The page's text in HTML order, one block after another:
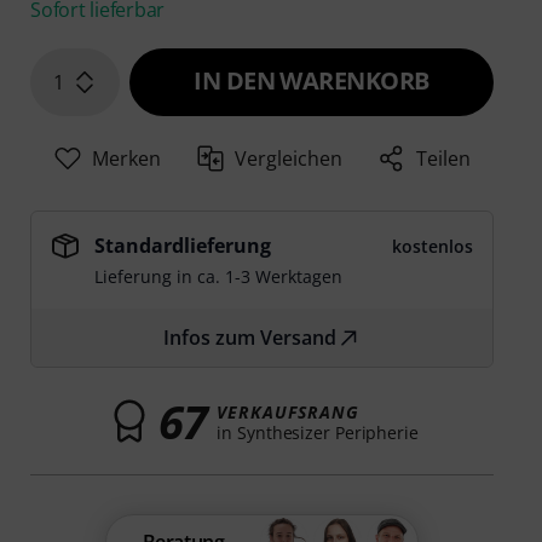
Sofort lieferbar
1 IN DEN WARENKORB
Merken Vergleichen Teilen
Standardlieferung
kostenlos
Lieferung in ca. 1-3 Werktagen
Infos zum Versand
67 VERKAUFSRANG
in Synthesizer Peripherie